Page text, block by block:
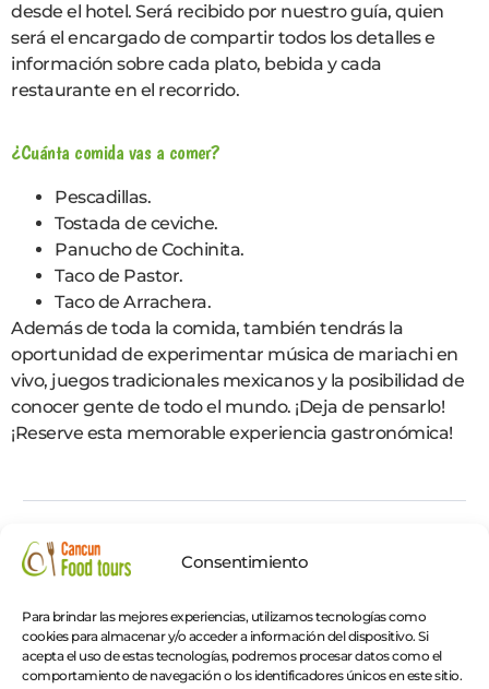
Consentimiento
Para brindar las mejores experiencias, utilizamos tecnologías como
cookies para almacenar y/o acceder a información del dispositivo. Si
acepta el uso de estas tecnologías, podremos procesar datos como el
comportamiento de navegación o los identificadores únicos en este sitio.
desde el hotel. Será recibido por nuestro guía, quien
será el encargado de compartir todos los detalles e
información sobre cada plato, bebida y cada
restaurante en el recorrido.
¿Cuánta comida vas a comer?
Pescadillas.
Tostada de ceviche.
Panucho de Cochinita.
Taco de Pastor.
Taco de Arrachera.
Además de toda la comida, también tendrás la
oportunidad de experimentar música de mariachi en
vivo, juegos tradicionales mexicanos y la posibilidad de
conocer gente de todo el mundo. ¡Deja de pensarlo!
¡Reserve esta memorable experiencia gastronómica!
Incluido / No incluido
incluidos.
Propina para los restaurantes.
Transporte de ida y vuelta.